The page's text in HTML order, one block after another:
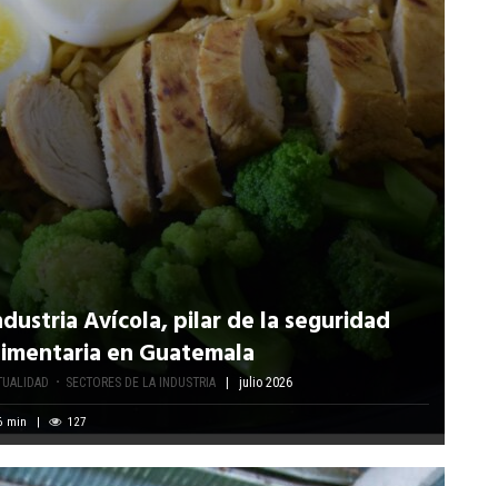
Avícola, pilar de la seguridad
en Guatemala
SECTORES DE LA INDUSTRIA julio 2026
min 127